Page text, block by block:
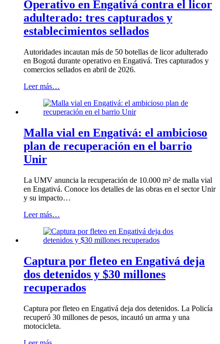
Operativo en Engativá contra el licor
adulterado: tres capturados y
establecimientos sellados
Autoridades incautan más de 50 botellas de licor adulterado
en Bogotá durante operativo en Engativá. Tres capturados y
comercios sellados en abril de 2026.
Leer más…
Malla vial en Engativá: el ambicioso
plan de recuperación en el barrio
Unir
La UMV anuncia la recuperación de 10.000 m² de malla vial
en Engativá. Conoce los detalles de las obras en el sector Unir
y su impacto…
Leer más…
Captura por fleteo en Engativá deja
dos detenidos y $30 millones
recuperados
Captura por fleteo en Engativá deja dos detenidos. La Policía
recuperó 30 millones de pesos, incautó un arma y una
motocicleta.